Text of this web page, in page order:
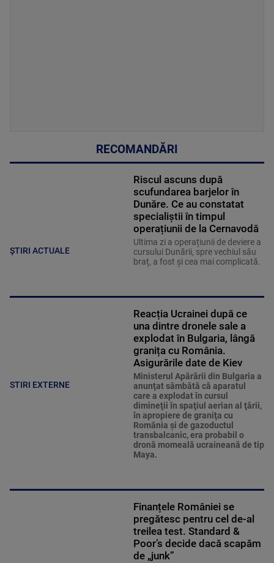
RECOMANDĂRI
ȘTIRI ACTUALE
Riscul ascuns după
scufundarea barjelor în
Dunăre. Ce au constatat
specialiștii în timpul
operațiunii de la Cernavodă
Ultima zi a operațiunii de deviere a
cursului Dunării, spre vechiul său
braț, a fost și cea mai complicată.
STIRI EXTERNE
Reacția Ucrainei după ce
una dintre dronele sale a
explodat în Bulgaria, lângă
granița cu România.
Asigurările date de Kiev
Ministerul Apărării din Bulgaria a
anunţat sâmbătă că aparatul
care a explodat în cursul
dimineţii în spaţiul aerian al ţării,
în apropiere de graniţa cu
România şi de gazoductul
transbalcanic, era probabil o
dronă momeală ucraineană de tip
Maya.
Finanțele României se
pregătesc pentru cel de-al
treilea test. Standard &
Poor’s decide dacă scapăm
de „junk”